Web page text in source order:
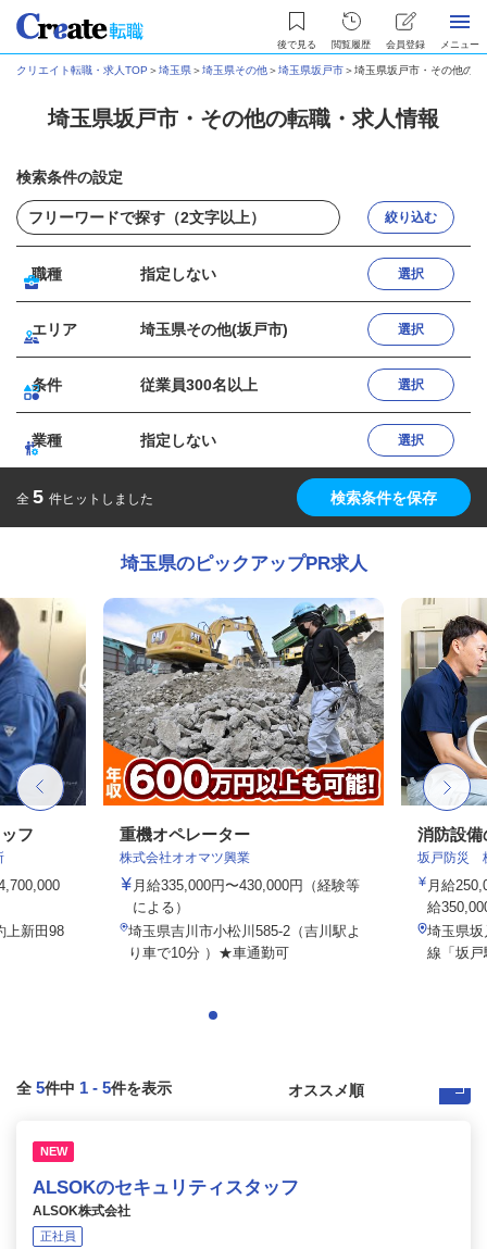
後で見る 閲覧履歴 会員登録 メニュー
クリエイト転職・求人TOP ＞埼玉県＞埼玉県その他＞埼玉県坂戸市＞埼玉県坂戸市・その他の
埼玉県坂戸市・その他の転職・求人情報
検索条件の設定
絞り込む
職種 指定しない 選択
エリア 埼玉県その他(坂戸市) 選択
条件 従業員300名以上 選択
業種 指定しない 選択
全 5 件ヒットしました 検索条件を保存
埼玉県のピックアップPR求人
フ
上新田98
重機オペレーター
株式会社オオマツ興業
月給335,000円〜430,000円（経験等
による）
埼玉県吉川市小松川585-2（吉川駅よ
り車で10分 ）★車通勤可
消防設備
坂戸防災
月給
給
埼玉県坂
線「坂
全 5件中 1 - 5件を表示
NEW
ALSOKのセキュリティスタッフ
ALSOK株式会社
正社員